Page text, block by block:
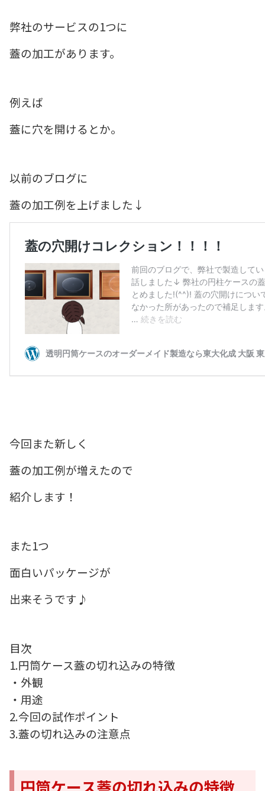
弊社のサービスの1つに
蓋の加工があります。
例えば
蓋に穴を開けるとか。
以前のブログに
蓋の加工例を上げました↓
今回また新しく
蓋の加工例が増えたので
紹介します！
また1つ
面白いパッケージが
出来そうです♪
目次
1.円筒ケース蓋の切れ込みの特徴
・外観
・用途
2.今回の試作ポイント
3.蓋の切れ込みの注意点
円筒ケース蓋の切れ込みの特徴